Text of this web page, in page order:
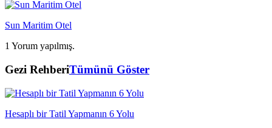
Sun Maritim Otel
1 Yorum yapılmış.
Gezi RehberiTümünü Göster
Hesaplı bir Tatil Yapmanın 6 Yolu